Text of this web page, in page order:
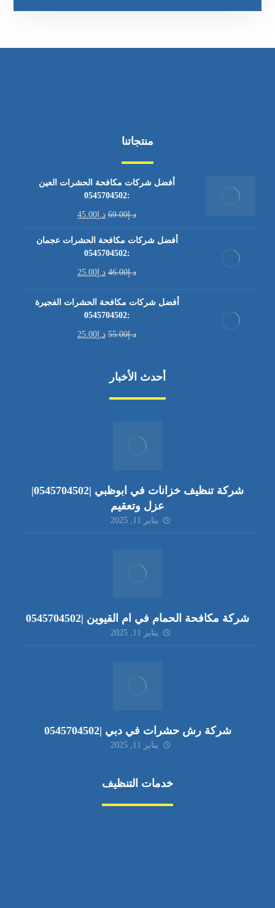
منتجاتنا
أفضل شركات مكافحة الحشرات العين
:0545704502
د.إ69.00 د.إ 45.00
أفضل شركات مكافحة الحشرات عجمان
:0545704502
د.إ46.00 د.إ 25.00
أفضل شركات مكافحة الحشرات الفجيرة
:0545704502
د.إ55.00 د.إ 25.00
أحدث الأخبار
شركة تنظيف خزانات في ابوظبي |0545704502|
عزل وتعقيم
يناير 11, 2025
شركة مكافحة الحمام في ام القيوين |0545704502
يناير 11, 2025
شركة رش حشرات في دبي |0545704502
يناير 11, 2025
خدمات التنظيف